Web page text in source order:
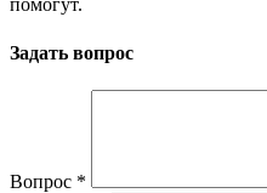
помогут.
Задать вопрос
Вопрос *